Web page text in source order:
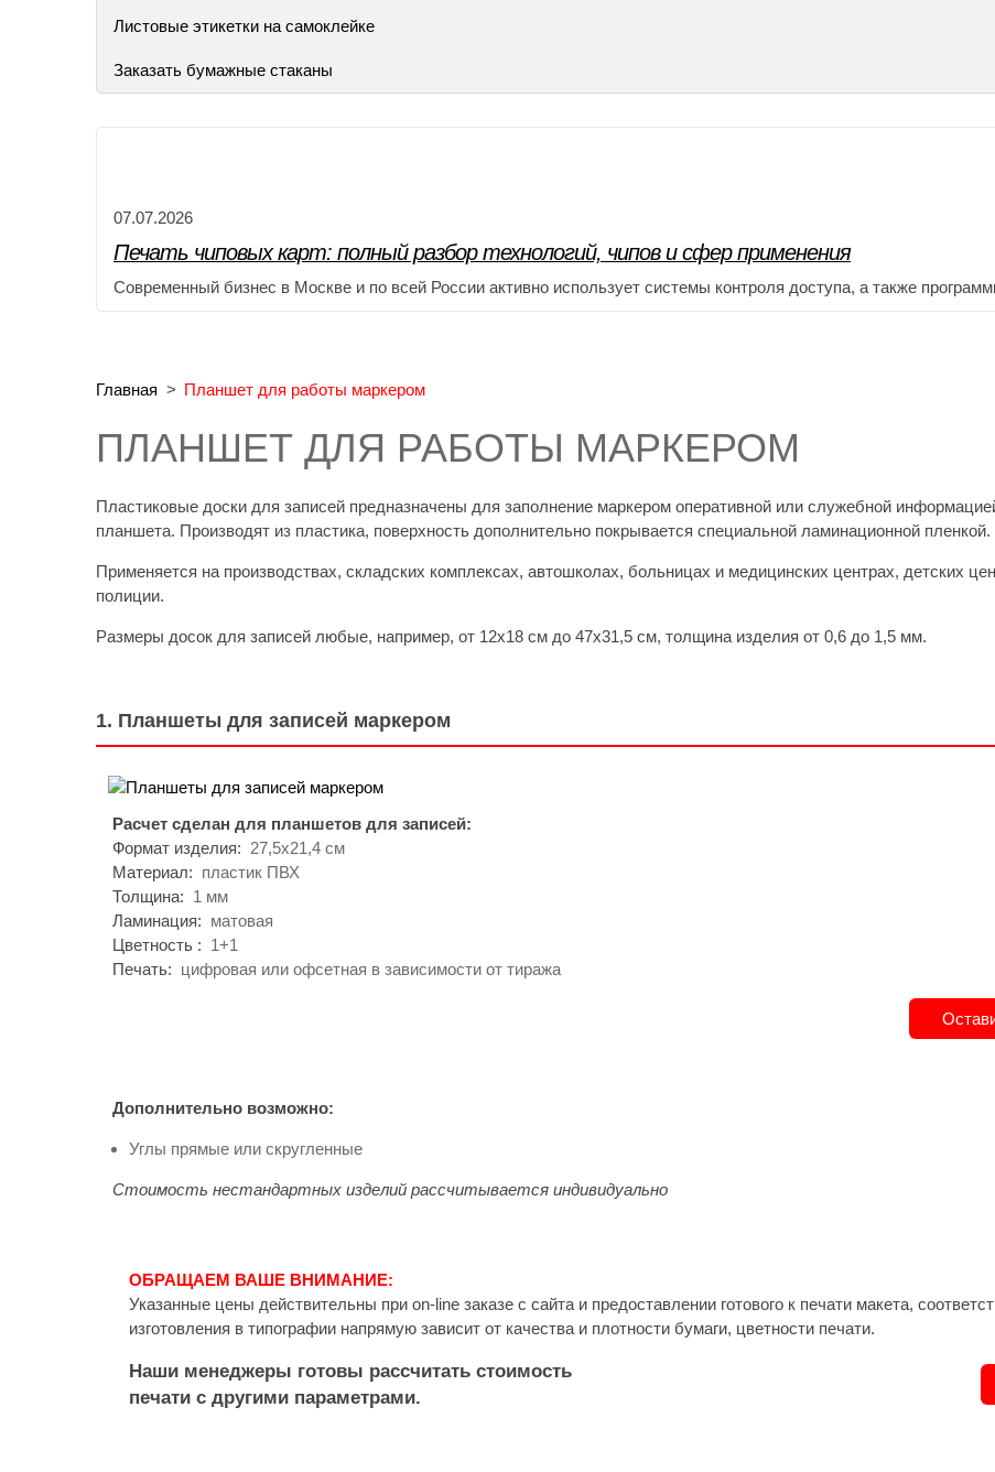
Листовые этикетки на самоклейке
Заказать бумажные стаканы
07.07.2026
Печать чиповых карт: полный разбор технологий, чипов и сфер применения
Современный бизнес в Москве и по всей России активно использует системы контроля доступа, а также
Главная > Планшет для работы маркером
ПЛАНШЕТ ДЛЯ РАБОТЫ МАРКЕРОМ
Пластиковые доски для записей предназначены для заполнение маркером оперативной или служебной
планшета. Производят из пластика, поверхность дополнительно покрывается специальной ламинационной пленкой.
Применяется на производствах, складских комплексах, автошколах, больницах и медицинских центрах, детских
полиции.
Размеры досок для записей любые, например, от 12х18 см до 47х31,5 см, толщина изделия от 0,6 до 1,5 мм.
1. Планшеты для записей маркером
Расчет сделан для планшетов для записей:
Формат изделия: 27,5х21,4 см
Материал: пластик ПВХ
Толщина: 1 мм
Ламинация: матовая
Цветность : 1+1
Печать: цифровая или офсетная в зависимости от тиража
Дополнительно возможно:
Углы прямые или скругленные
Стоимость нестандартных изделий рассчитывается индивидуально
ОБРАЩАЕМ ВАШЕ ВНИМАНИЕ:
Указанные цены действительны при on-line заказе с сайта и предоставлении готового к печати макета,
изготовления в типографии напрямую зависит от качества и плотности бумаги, цветности печати.
Наши менеджеры готовы рассчитать стоимость
печати с другими параметрами.